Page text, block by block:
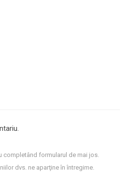
completând formularul de mai jos.
dvs. ne aparţine în întregime.